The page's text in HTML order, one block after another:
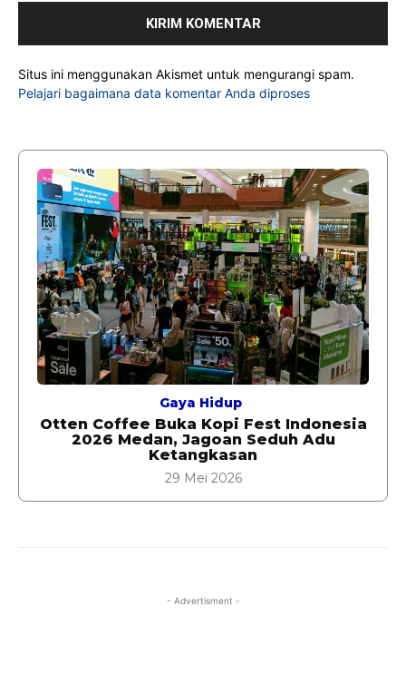
Situs ini menggunakan Akismet untuk mengurangi spam.
Pelajari bagaimana data komentar Anda diproses
Gaya Hidup
Otten Coffee Buka Kopi Fest Indonesia
2026 Medan, Jagoan Seduh Adu
Ketangkasan
29 Mei 2026
- Advertisment -